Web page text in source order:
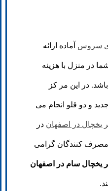
سروس آماده ارائه
در منزل با هزینه
در این مر کز
و دو قلو انجام می
یخچال در اصفهان در
مصرف کنندگان گرامی
یخچال سام در اصفهان